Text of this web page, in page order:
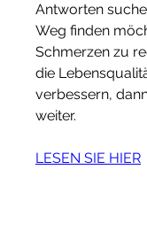
Antworten
Weg finden
Schmerzen zu
die
verbessern,
weiter.
LESEN SIE HIER